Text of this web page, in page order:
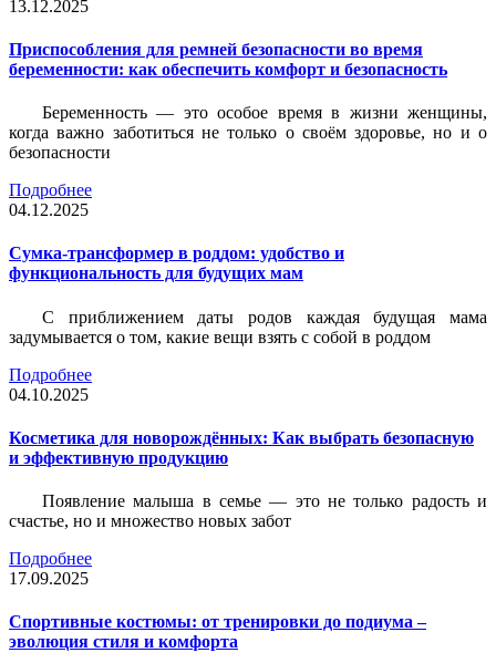
13.12.2025
Приспособления для ремней безопасности во время
беременности: как обеспечить комфорт и безопасность
Беременность — это особое время в жизни женщины,
когда важно заботиться не только о своём здоровье, но и о
безопасности
Подробнее
04.12.2025
Сумка-трансформер в роддом: удобство и
функциональность для будущих мам
С приближением даты родов каждая будущая мама
задумывается о том, какие вещи взять с собой в роддом
Подробнее
04.10.2025
Косметика для новорождённых: Как выбрать безопасную
и эффективную продукцию
Появление малыша в семье — это не только радость и
счастье, но и множество новых забот
Подробнее
17.09.2025
Спортивные костюмы: от тренировки до подиума –
эволюция стиля и комфорта